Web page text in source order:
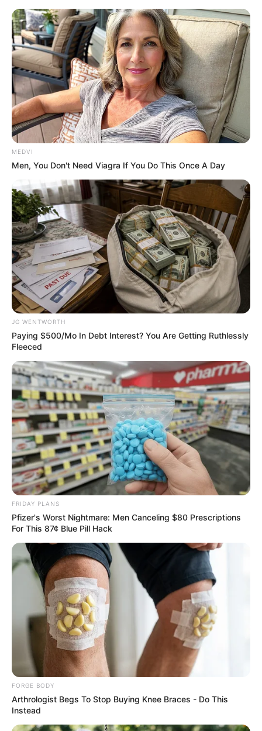
ดูดวงคนเกิดวันพฤหัสบดี
ดวงการงานงานอาจจะต้องแก้ปัญหาค่อนข้างเยอะ หรือ
ว่างาน อาจจะต้องเข้าไปช่วยเหลือหรือแก้ปัญหาแทนคน
อื่น
ดวงการเงินมีรายจ่ายเข้ามา แต่เป็นรายจ่ายที่จ่ายเพื่อ
ซื้อทรัพย์สิน หรือว่าอนาคต
ดวงความรักคนโสด มีคนเข้ามาแต่ยังไม่ถูกใจสักเท่าไหร่
คนมีคู่ ให้ระวังการทะเลาะกันเพราะเรื่องการทำงาน
ดูดวงคนเกิดวันศุกร์
ดวงการงานเหนื่อยกับงานค่อนข้างมากในวันนี้ แต่ก็ยังดี
ที่เหนื่อยแล้วแต่ยังมีอะไรดีดีเข้ามาเพิ่มเติม
ดวงการเงินโชคลาภในวันนี้ได้มาจากสองมือทำเอง เช่น
ค้าขายได้กำไรดี มีลูกค้าเยอะ
ดวงความรักคนโสด คนเก่า ๆ จะกลับมา คนมีคู่ ได้เดิน
ทางร่วมกันใกล้ ๆ
ดูดวงคนเกิดวันเสาร์
ดวงการงานงานวันนี้เจอปัญหาค่อนข้างเยอะ และเป็น
ปัญหาที่ยังแก้ไขไม่เสร็จเลยสักทีเดียว
ดวงการเงินเงินมีรายจ่ายค่อนข้างเยอะ แต่รายรับเข้ามา
ไม่เยอะ ทำให้ค่อนข้างกดดันในเรื่องการใช้จ่าย
ดวงความรักคนโสด อยากกลับไปหาคนเก่า ๆ แต่ยังไม่มี
วี่แวว คนมีคู่ ต่างคนต่างอยู่ในมุมของตัวเอง
ดวงรายสัปดาห์ 15 – 21 กรกฎาคม 2562 (คนเกิดทั้ง 7
วัน)
ข้อมูลโดย:แก้วตา คุยดวงแชมป์อันดับ 1 ศึกชิงจ้าว
หมอดู 2018
HOROLive ดูดวงสดบนมือถือ ทุกที่ทุกเวลากับหมอดู
คุณภาพที่เราคัดสรรมาแล้ว
ดาวน์โหลด –คลิก
รายละเอียดเพิ่มเติม
horolive
MEDVI
Men, You Don't Need Viagra If You Do This Once A Day
JG WENTWORTH
Paying $500/Mo In Debt Interest? You Are Getting Ruthlessly
Fleeced
FRIDAY PLANS
Pfizer's Worst Nightmare: Men Canceling $80 Prescriptions
For This 87¢ Blue Pill Hack
FORGE BODY
Arthrologist Begs To Stop Buying Knee Braces - Do This
Instead